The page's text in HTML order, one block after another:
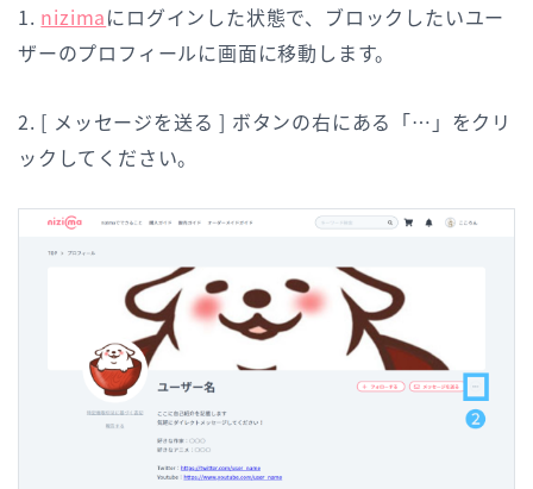
1. nizimaにログインした状態で、ブロックしたいユー
ザーのプロフィールに画面に移動します。
2. [ メッセージを送る ] ボタンの右にある「…」をクリ
ックしてください。